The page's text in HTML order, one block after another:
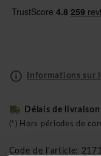
Informations sur
Délais de
(*) Hors périodes de
Code de l'article: